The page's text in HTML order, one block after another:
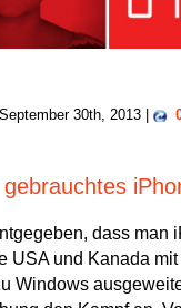
30th, 2013 |
dass man
USA und Kanada
Windows